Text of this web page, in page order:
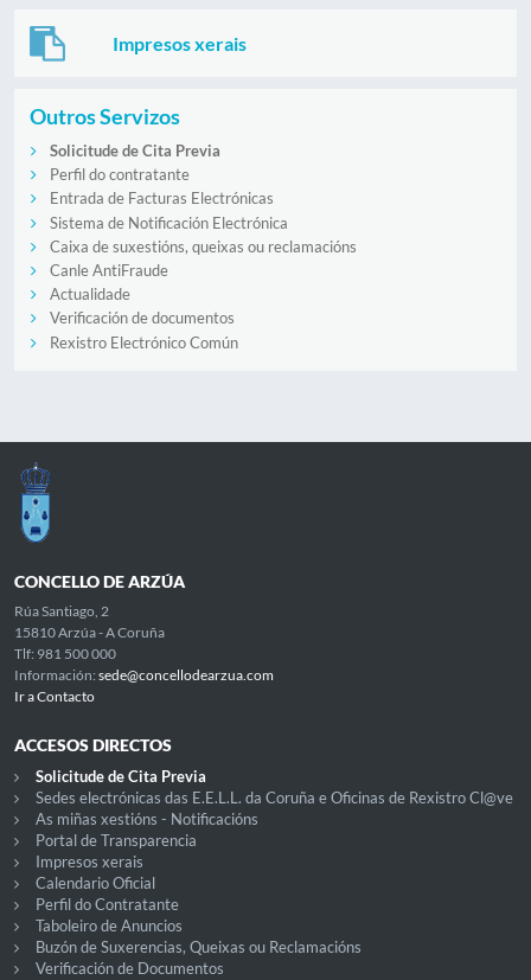
Impresos xerais
Outros Servizos
Solicitude de Cita Previa
Perfil do contratante
Entrada de Facturas Electrónicas
Sistema de Notificación Electrónica
Caixa de suxestións, queixas ou reclamacións
Canle AntiFraude
Actualidade
Verificación de documentos
Rexistro Electrónico Común
CONCELLO DE ARZÚA
Rúa Santiago, 2
15810 Arzúa - A Coruña
Tlf: 981 500 000
Información: sede@concellodearzua.com
Ir a Contacto
ACCESOS DIRECTOS
Solicitude de Cita Previa
Sedes electrónicas das E.E.L.L. da Coruña e Oficinas de Rexistro Cl@ve
As miñas xestións - Notificacións
Portal de Transparencia
Impresos xerais
Calendario Oficial
Perfil do Contratante
Taboleiro de Anuncios
Buzón de Suxerencias, Queixas ou Reclamacións
Verificación de Documentos